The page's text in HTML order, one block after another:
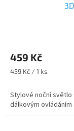
produktu
je
5,0
5
hvězdiček.
459 Kč
Měrná
459 Kč / 1 ks
Stylové noční světlo
dálkovým ovládáním